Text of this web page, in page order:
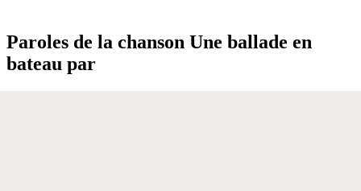
Paroles de la chanson Une ballade en
bateau par